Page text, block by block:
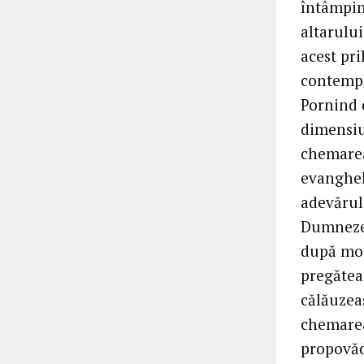
altarului
acest
Pornind
după